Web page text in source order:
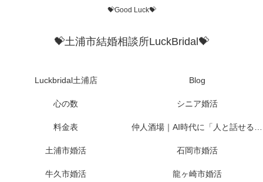
💝Good Luck💝
💝土浦市結婚相談所LuckBridal💝
Luckbridal土浦店 Blog
心の数 シニア婚活
料金表 仲人酒場｜AI時代に「人と話せる場所」を作りたかった
土浦市婚活 石岡市婚活
牛久市婚活 龍ヶ崎市婚活